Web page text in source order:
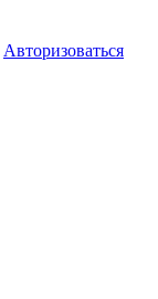
Авторизоваться